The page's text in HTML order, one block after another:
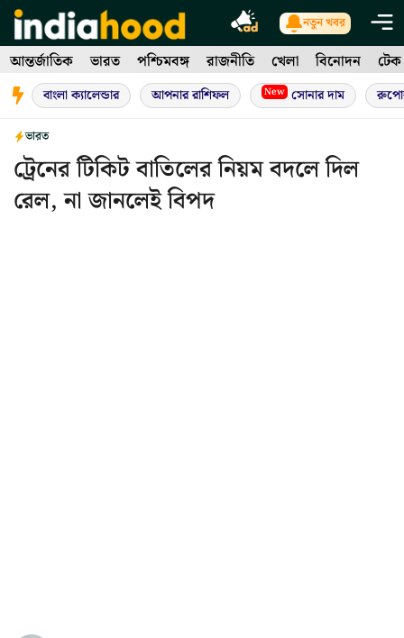
Skip
to
content
নতুন খবর
আন্তর্জাতিক ভারত পশ্চিমবঙ্গ রাজনীতি খেলা বিনোদন টেক
বাংলা ক্যালেন্ডার আপনার রাশিফল New সোনার দাম
ভারত
ট্রেনের টিকিট বাতিলের নিয়ম বদলে দিল
রেল, না জানলেই বিপদ